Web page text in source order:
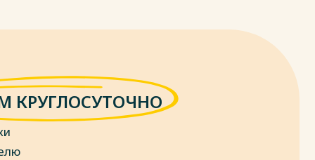
КРУГЛОСУТОЧНО